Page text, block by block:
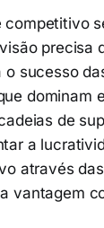
competitivo
precisa
o sucesso
dominam
de
a
através
vantagem